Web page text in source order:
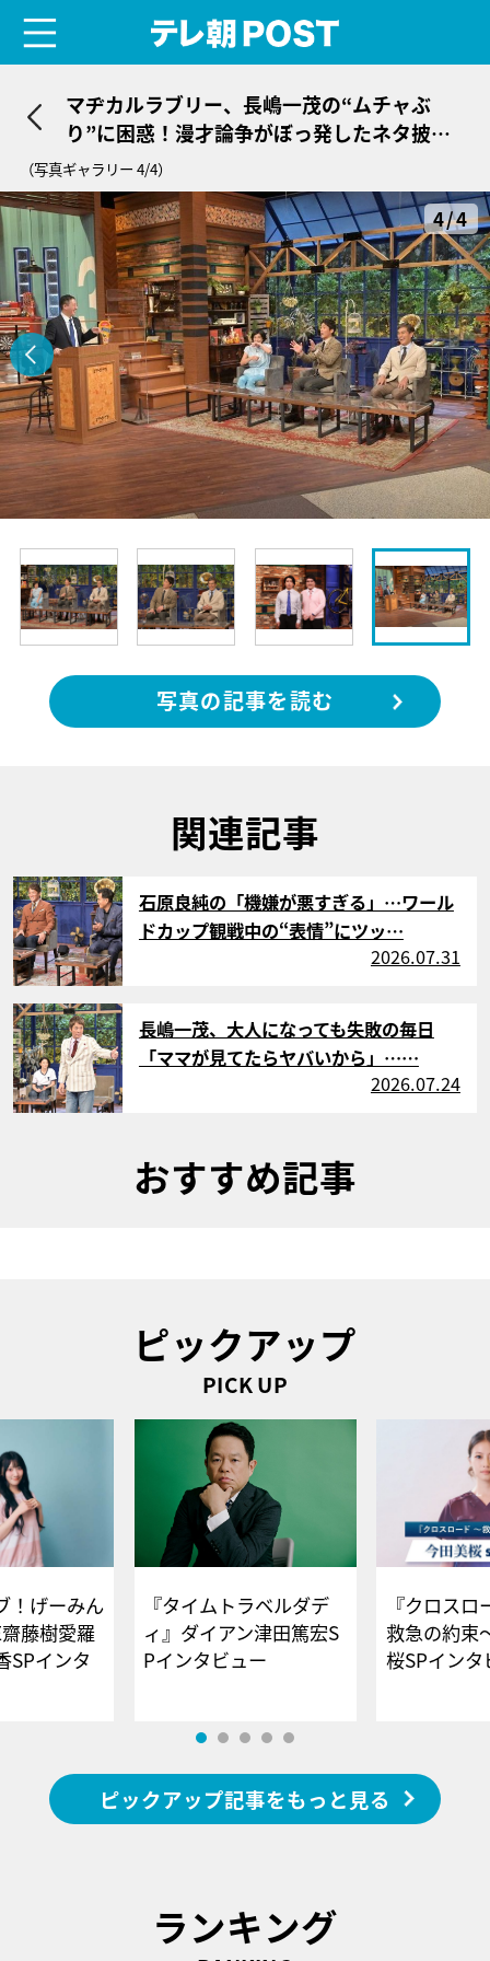
マヂカルラブリー、長嶋一茂の“ムチャぶ
り”に困惑！漫才論争がぼっ発したネタ披露
で…
（写真ギャラリー 4/4）
4/4
写真の記事を読む
関連記事
サムネイル
石原良純の「機嫌が悪すぎる」…ワール
ドカップ観戦中の“表情”にツッ…
2026.07.31
サムネイル
長嶋一茂、大人になっても失敗の毎日
「ママが見てたらヤバいから」……
2026.07.24
おすすめ記事
ピックアップ
PICK UP
！げーみん
藤樹愛羅
SPインタ
『タイムトラベルダデ
ィ』ダイアン津田篤宏S
Pインタビュー
『クロス
救急の約束
桜SPイ
ピックアップ記事をもっと見る
ランキング